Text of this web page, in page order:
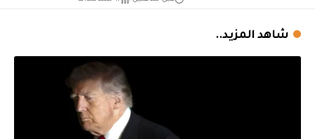
شاهد المزيد..